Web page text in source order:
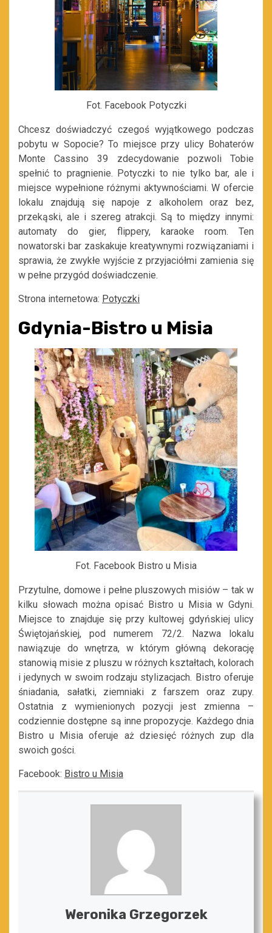
Fot. Facebook Potyczki
Chcesz doświadczyć czegoś wyjątkowego podczas
pobytu w Sopocie? To miejsce przy ulicy Bohaterów
Monte Cassino 39 zdecydowanie pozwoli Tobie
spełnić to pragnienie. Potyczki to nie tylko bar, ale i
miejsce wypełnione różnymi aktywnościami. W ofercie
lokalu znajdują się napoje z alkoholem oraz bez,
przekąski, ale i szereg atrakcji. Są to między innymi:
automaty do gier, flippery, karaoke room. Ten
nowatorski bar zaskakuje kreatywnymi rozwiązaniami i
sprawia, że zwykłe wyjście z przyjaciółmi zamienia się
w pełne przygód doświadczenie.
Strona internetowa: Potyczki
Gdynia-Bistro u Misia
Fot. Facebook Bistro u Misia
Przytulne, domowe i pełne pluszowych misiów – tak w
kilku słowach można opisać Bistro u Misia w Gdyni.
Miejsce to znajduje się przy kultowej gdyńskiej ulicy
Świętojańskiej, pod numerem 72/2. Nazwa lokalu
nawiązuje do wnętrza, w którym główną dekorację
stanowią misie z pluszu w różnych kształtach, kolorach
i jedynych w swoim rodzaju stylizacjach. Bistro oferuje
śniadania, sałatki, ziemniaki z farszem oraz zupy.
Ostatnia z wymienionych pozycji jest zmienna –
codziennie dostępne są inne propozycje. Każdego dnia
Bistro u Misia oferuje aż dziesięć różnych zup dla
swoich gości.
Facebook: Bistro u Misia
Weronika Grzegorzek